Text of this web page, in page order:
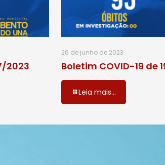
2023
26 de junho de 2023
Boletim COVID-19 de
Leia mais...